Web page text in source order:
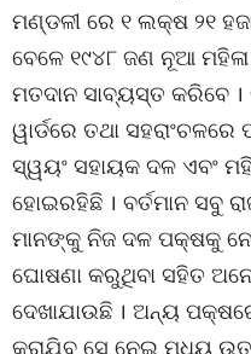
ମଣ୍ଡଳୀ ରେ ୧ ଲକ୍ଷ ୨୧
ବେଳେ ୧୯୪୮ ଜଣ ନୂଆ
ମତଦାନ ସାବ୍ୟସ୍ତ କରିବେ ।
ୱାର୍ଡରେ ତଥା
ସ୍ୱୟଂ ସହାୟକ ଦଳ ଏବଂ
ହୋଇରହିଛି । ବର୍ତମାନ ସବୁ
ମାନଙ୍କୁ ନିଜ ଦଳ ପକ୍ଷକୁ
ଘୋଷଣା କରୁଥିବା ସହିତ
ଦେଖାଯାଉଛି । ଅନ୍ୟ
କରାଯିବ ସେ ନେଇ ମଧ୍ୟ